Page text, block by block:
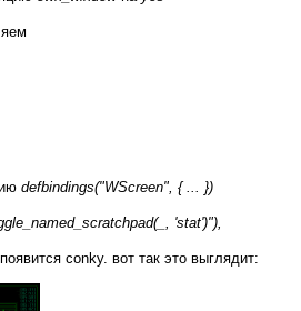
defbindings("WScreen", { ... })
'stat')"),
conky. вот так это выглядит: